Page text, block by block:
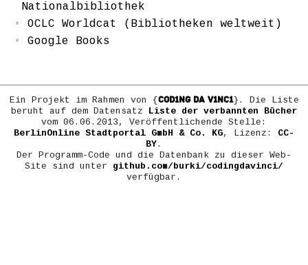
Nationalbibliothek
OCLC Worldcat (Bibliotheken weltweit)
Google Books
Ein Projekt im Rahmen von {COD1NG DA V1NC1}. Die Liste
beruht auf dem Datensatz Liste der verbannten Bücher
vom 06.06.2013, Veröffentlichende Stelle:
BerlinOnline Stadtportal GmbH & Co. KG, Lizenz: CC-
BY.
Der Programm-Code und die Datenbank zu dieser Web-
Site sind unter github.com/burki/codingdavinci/
verfügbar.